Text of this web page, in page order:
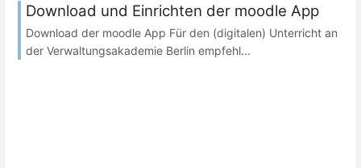
Download und Einrichten der moodle App
Download der moodle App Für den (digitalen) Unterricht an
der Verwaltungsakademie Berlin empfehl...